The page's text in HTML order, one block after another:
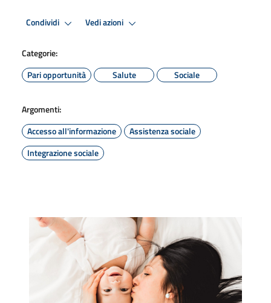
Condividi Vedi azioni
Categorie:
Pari opportunità
Salute Sociale
Argomenti:
Accesso all'informazione
Assistenza sociale
Integrazione sociale